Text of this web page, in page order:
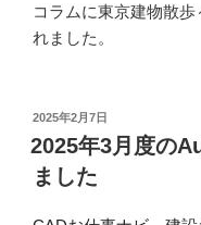
コラムに東京建物散歩
れました。
投
稿
日:
2025年2月7日
2025年3月度の
ました